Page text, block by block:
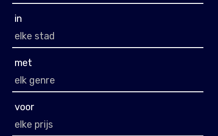
in
met
voor